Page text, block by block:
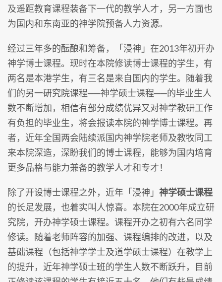
及遥距教育课程装备下一代的教学人才，另一方面也
为国内和东南亚的神学院预备人力资源。
经过三年多的酝酿和筹备，「浸神」在2013年初开办
神学博士课程。现时在本院修读博士课程的学生，有
两名是本港学生，有三名是来自国内的学生。随着我
们的另一研究院课程──神学硕士课程──的毕业生人
数不断增加，相信有部分成绩优异又对神学教研工作
有负担的毕业生，将会报读本院的神学博士课程。再
者，近年全国两会陆续派国内神学院老师及教牧同工
来本院深造，深盼我们的博士课程，能够为国内培育
更多品格与能力兼备的教学人才和专才！
除了开设博士课程之外，近年「浸神」 神学硕士课程
的长足发展，也着实叫人惊喜。本院在2000年成立研
究院，开办神学硕士课程。课程开办之初有六名同学
修读。随着老师阵容的加强、课程编排的改进，以及
基础课程（包括神学学士及道学硕士课程）在教学上
的提升，近年神学硕士班的学生人数不断跃升，目前